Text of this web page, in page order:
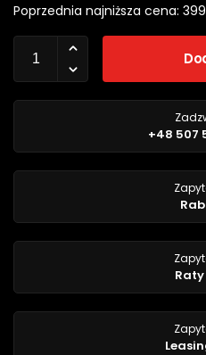
Poprzednia najniższa cena:
+48 507
Raty